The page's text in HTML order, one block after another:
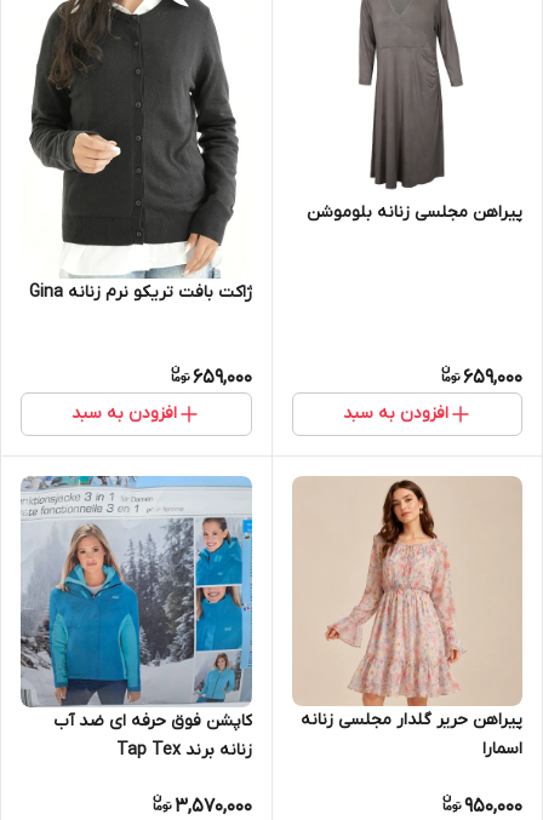
پیراهن مجلسی زنانه بلوموشن
659,000
افزودن به سبد
ژاکت بافت تریکو نرم زنانه Gina
659,000
افزودن به سبد
پیراهن حریر گلدار مجلسی زنانه
اسمارا
950,000
کاپشن فوق حرفه ای ضد آب
زنانه برند Tap Tex
3,570,000